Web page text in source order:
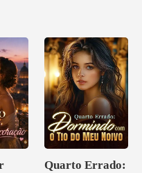
Quarto Errado: